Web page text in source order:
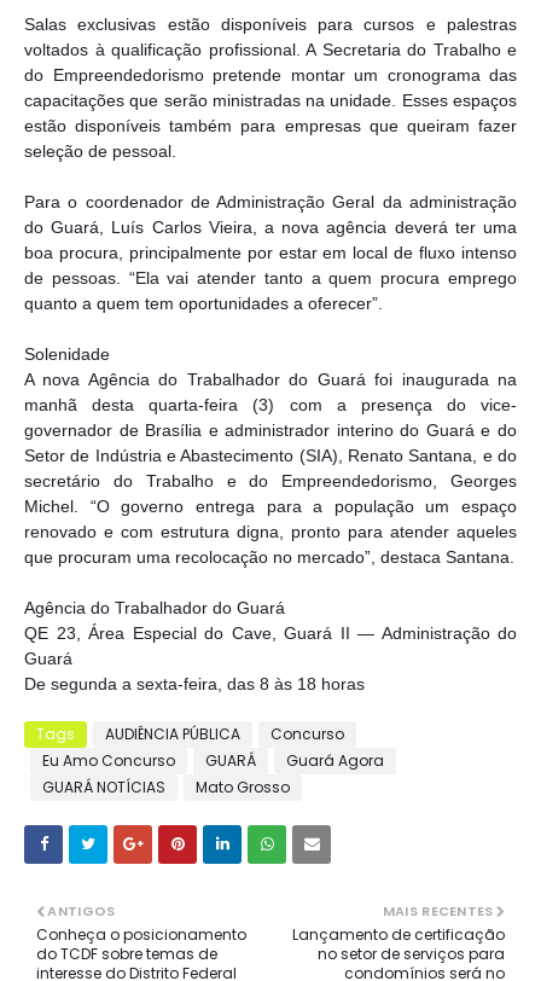
Salas exclusivas estão disponíveis para cursos e palestras
voltados à qualificação profissional. A Secretaria do Trabalho e
do Empreendedorismo pretende montar um cronograma das
capacitações que serão ministradas na unidade. Esses espaços
estão disponíveis também para empresas que queiram fazer
seleção de pessoal.
Para o coordenador de Administração Geral da administração
do Guará, Luís Carlos Vieira, a nova agência deverá ter uma
boa procura, principalmente por estar em local de fluxo intenso
de pessoas. “Ela vai atender tanto a quem procura emprego
quanto a quem tem oportunidades a oferecer”.
Solenidade
A nova Agência do Trabalhador do Guará foi inaugurada na
manhã desta quarta-feira (3) com a presença do vice-
governador de Brasília e administrador interino do Guará e do
Setor de Indústria e Abastecimento (SIA), Renato Santana, e do
secretário do Trabalho e do Empreendedorismo, Georges
Michel. “O governo entrega para a população um espaço
renovado e com estrutura digna, pronto para atender aqueles
que procuram uma recolocação no mercado”, destaca Santana.
Agência do Trabalhador do Guará
QE 23, Área Especial do Cave, Guará II — Administração do
Guará
De segunda a sexta-feira, das 8 às 18 horas
Tags AUDIÊNCIA PÚBLICA
Concurso
Eu Amo Concurso
GUARÁ
Guará Agora
GUARÁ NOTÍCIAS
Mato Grosso
MAIS RECENTES
Lançamento de certificação
no setor de serviços para
condomínios será no
ANTIGOS
Conheça o posicionamento
do TCDF sobre temas de
interesse do Distrito Federal